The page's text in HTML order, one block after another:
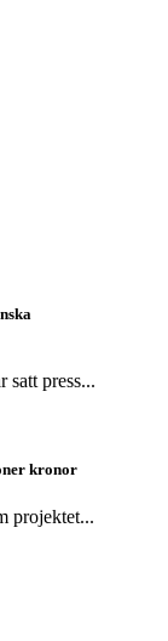
satt press...
kronor
projektet...